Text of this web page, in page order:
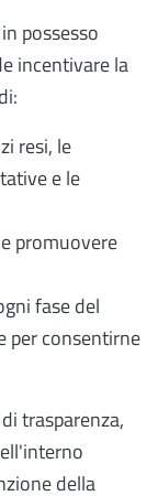
possesso
incentivare la
resi, le
e le
promuovere
fase del
per consentirne
trasparenza,
della